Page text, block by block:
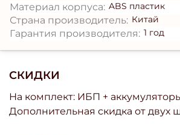
СКИДКИ
На комплект: ИБП +
Дополнительная скидка от двух
Материал корпуса: ABS пластик
Страна производитель: Китай
Гарантия производителя: 1 год